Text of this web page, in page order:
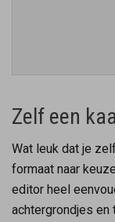
Zelf een
Wat leuk dat je
formaat naar
editor heel
achtergrondjes en